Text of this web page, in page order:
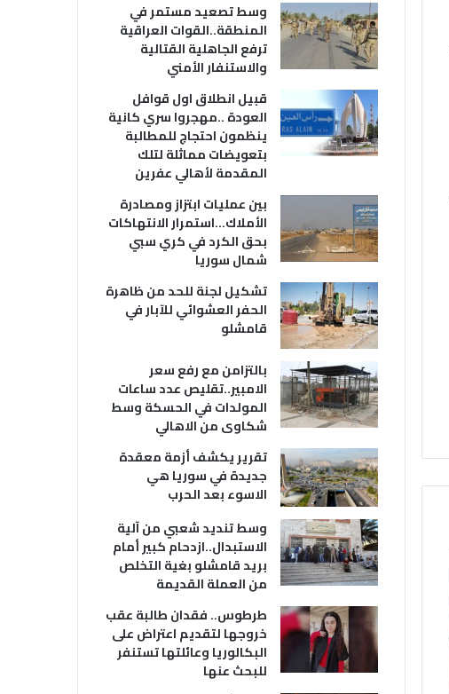
وسط تصعيد مستمر في
المنطقة..القوات العراقية
ترفع الجاهلية القتالية
والاستنفار الأمني
قبيل انطلاق اول قوافل
العودة ..مهجروا سري كانية
ينظمون احتجاج للمطالبة
بتعويضات مماثلة لتلك
المقدمة لأهالي عفرين
بين عمليات ابتزاز ومصادرة
الأملاك…استمرار الانتهاكات
بحق الكرد في كري سبي
شمال سوريا
تشكيل لجنة للحد من ظاهرة
الحفر العشوائي للآبار في
قامشلو
بالتزامن مع رفع سعر
الامبير..تقليص عدد ساعات
المولدات في الحسكة وسط
شكاوى من الاهالي
تقرير يكشف أزمة معقدة
جديدة في سوريا هي
الاسوء بعد الحرب
وسط تنديد شعبي من آلية
الاستبدال..ازدحام كبير أمام
بريد قامشلو بغية التخلص
من العملة القديمة
طرطوس.. فقدان طالبة عقب
خروجها لتقديم اعتراض على
البكالوريا وعائلتها تستنفر
للبحث عنها